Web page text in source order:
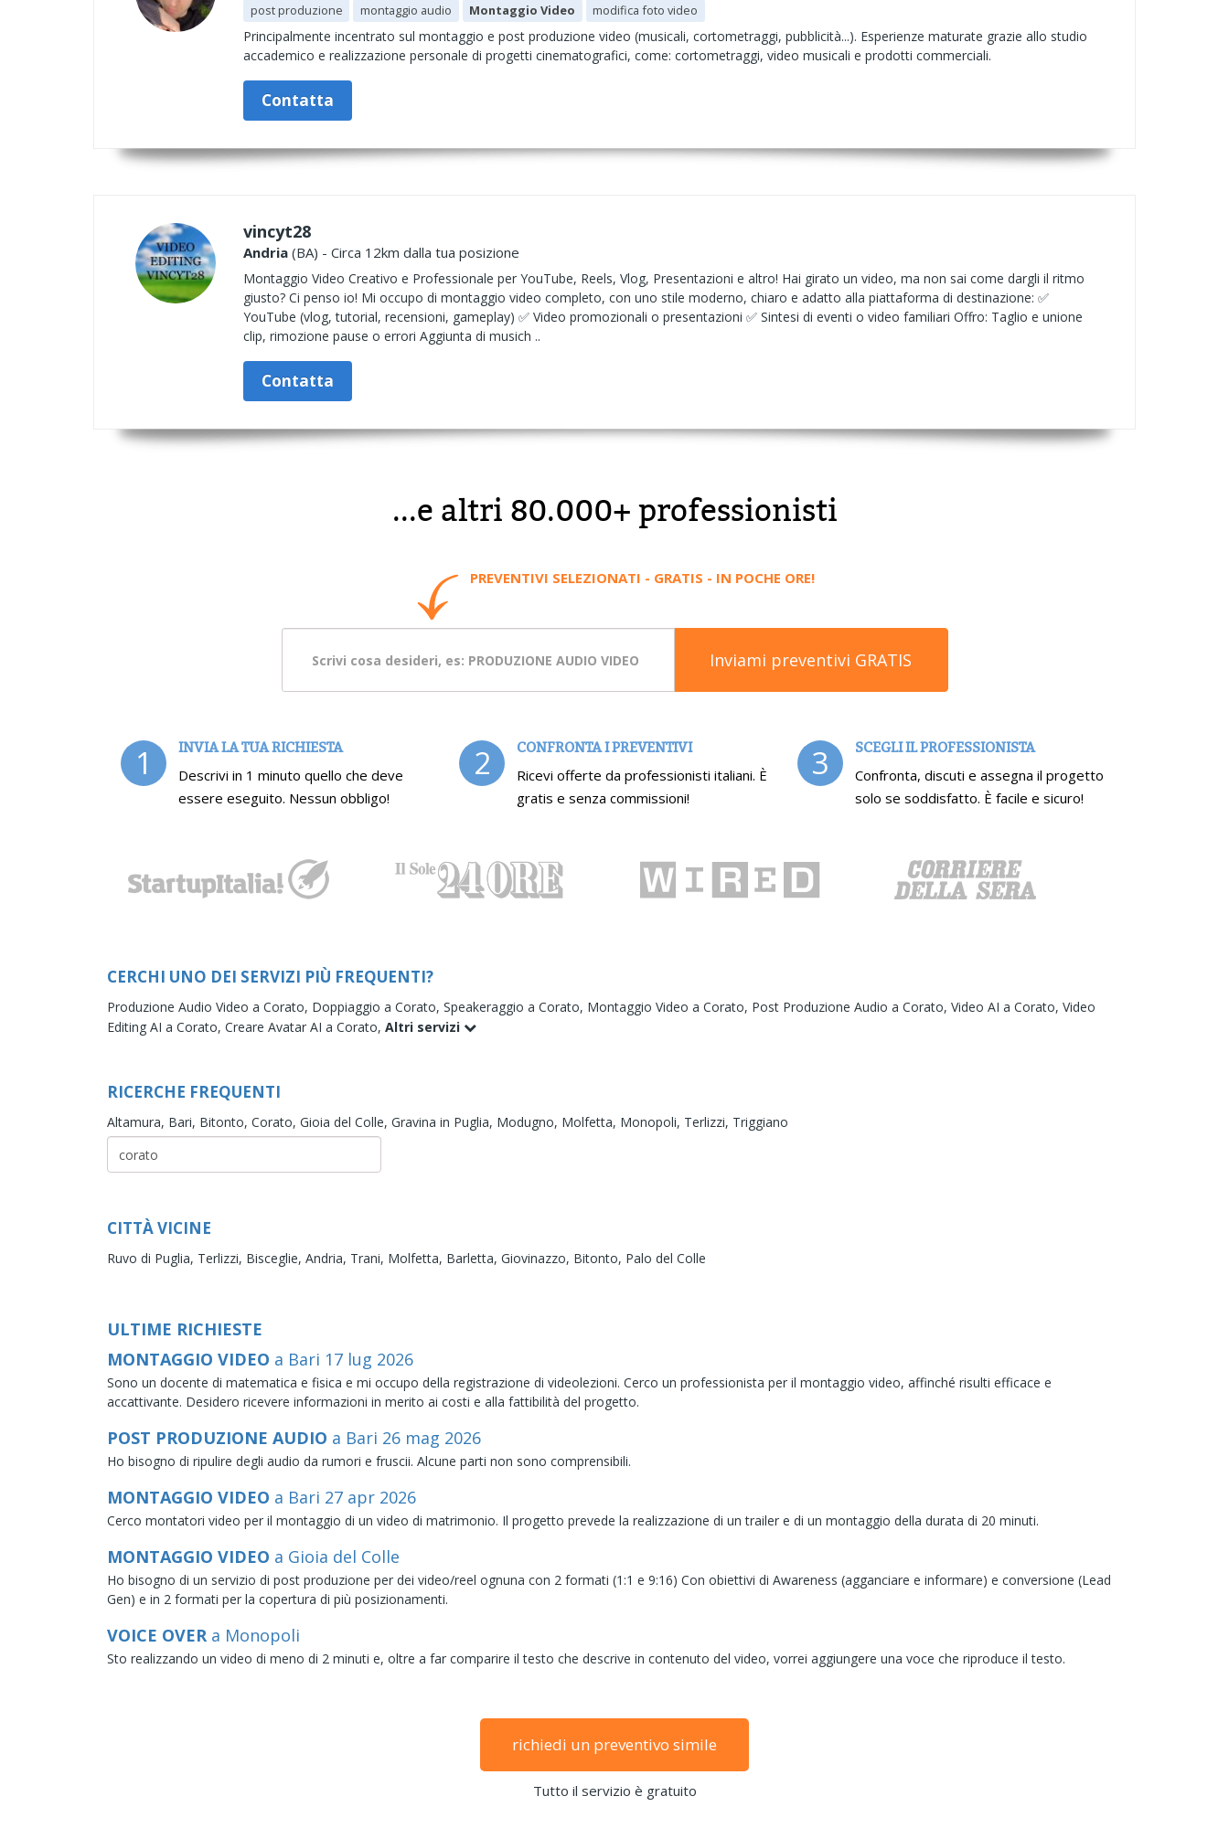
post produzione montaggio audio Montaggio Video modifica foto video
Principalmente incentrato sul montaggio e post produzione video (musicali, cortometraggi, pubblicità...). Esperienze maturate grazie allo studio
accademico e realizzazione personale di progetti cinematografici, come: cortometraggi, video musicali e prodotti commerciali.
Contatta
vincyt28
Andria (BA) - Circa 12km dalla tua posizione
Montaggio Video Creativo e Professionale per YouTube, Reels, Vlog, Presentazioni e altro! Hai girato un video, ma non sai come dargli il ritmo
giusto? Ci penso io! Mi occupo di montaggio video completo, con uno stile moderno, chiaro e adatto alla piattaforma di destinazione: ✅
YouTube (vlog, tutorial, recensioni, gameplay) ✅ Video promozionali o presentazioni ✅ Sintesi di eventi o video familiari Offro: Taglio e unione
clip, rimozione pause o errori Aggiunta di musich ..
Contatta
...e altri 80.000+ professionisti
PREVENTIVI SELEZIONATI - GRATIS - IN POCHE ORE!
Inviami preventivi GRATIS
1 INVIA LA TUA RICHIESTA
Descrivi in 1 minuto quello che deve
essere eseguito. Nessun obbligo!
2 CONFRONTA I PREVENTIVI
Ricevi offerte da professionisti italiani. È
gratis e senza commissioni!
3 SCEGLI IL PROFESSIONISTA
Confronta, discuti e assegna il progetto
solo se soddisfatto. È facile e sicuro!
CERCHI UNO DEI SERVIZI PIÙ FREQUENTI?
Produzione Audio Video a Corato, Doppiaggio a Corato, Speakeraggio a Corato, Montaggio Video a Corato, Post Produzione Audio a Corato, Video AI a Corato, Video
Editing AI a Corato, Creare Avatar AI a Corato, Altri servizi
RICERCHE FREQUENTI
Altamura, Bari, Bitonto, Corato, Gioia del Colle, Gravina in Puglia, Modugno, Molfetta, Monopoli, Terlizzi, Triggiano
CITTÀ VICINE
Ruvo di Puglia, Terlizzi, Bisceglie, Andria, Trani, Molfetta, Barletta, Giovinazzo, Bitonto, Palo del Colle
ULTIME RICHIESTE
MONTAGGIO VIDEO a Bari 17 lug 2026
Sono un docente di matematica e fisica e mi occupo della registrazione di videolezioni. Cerco un professionista per il montaggio video, affinché risulti efficace e
accattivante. Desidero ricevere informazioni in merito ai costi e alla fattibilità del progetto.
POST PRODUZIONE AUDIO a Bari 26 mag 2026
Ho bisogno di ripulire degli audio da rumori e fruscii. Alcune parti non sono comprensibili.
MONTAGGIO VIDEO a Bari 27 apr 2026
Cerco montatori video per il montaggio di un video di matrimonio. Il progetto prevede la realizzazione di un trailer e di un montaggio della durata di 20 minuti.
MONTAGGIO VIDEO a Gioia del Colle
Ho bisogno di un servizio di post produzione per dei video/reel ognuna con 2 formati (1:1 e 9:16) Con obiettivi di Awareness (agganciare e informare) e conversione (Lead
Gen) e in 2 formati per la copertura di più posizionamenti.
VOICE OVER a Monopoli
Sto realizzando un video di meno di 2 minuti e, oltre a far comparire il testo che descrive in contenuto del video, vorrei aggiungere una voce che riproduce il testo.
richiedi un preventivo simile
Tutto il servizio è gratuito